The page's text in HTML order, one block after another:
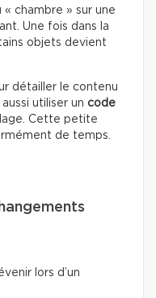
« chambre » sur une
Une fois dans la
objets devient
détailler le contenu
utiliser un code
Cette petite
de temps.
lors d’un